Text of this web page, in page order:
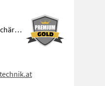
4774 - St. Marienkirchen/Schärding